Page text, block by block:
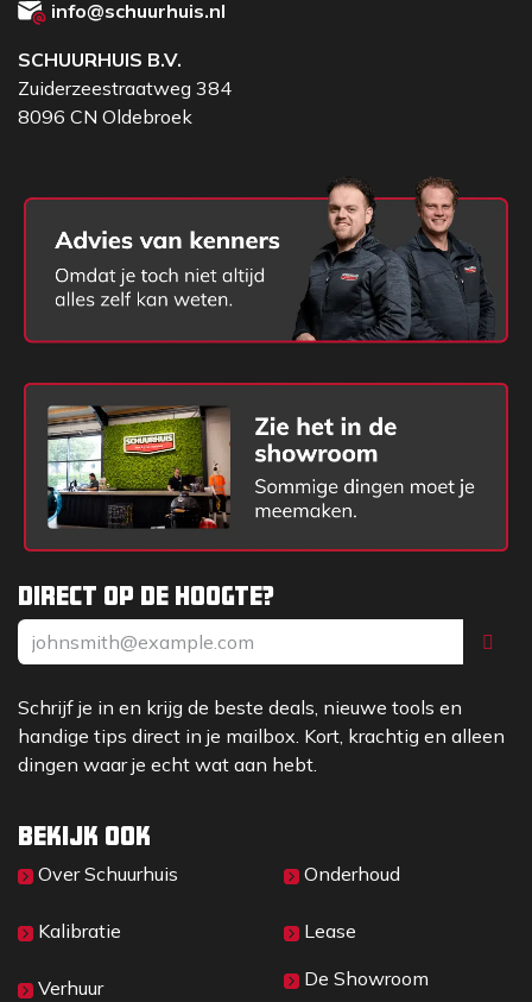
Direct op de hoogte?
Schrijf je in en krijg de beste deals, nieuwe tools en
handige tips direct in je mailbox. Kort, krachtig en alleen
dingen waar je echt wat aan hebt.
Bekijk ook
Over Sc​huurhuis
Kalibratie
Verhuur
Onderhoud
Lease
De Showroom
info@schuurhuis.nl
SCHUURHUIS B.V.
Zuiderzeestraatweg 384
8096 CN Oldebroek